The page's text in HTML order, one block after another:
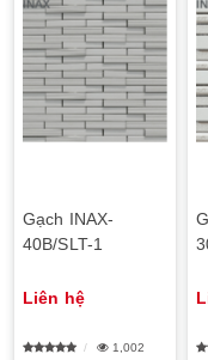
Gạch INAX-
40B/SLT-1
Liên hệ
1,002